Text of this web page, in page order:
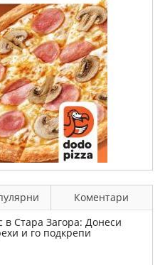
Коментари
в Стара Загора: Донеси
и го подкрепи